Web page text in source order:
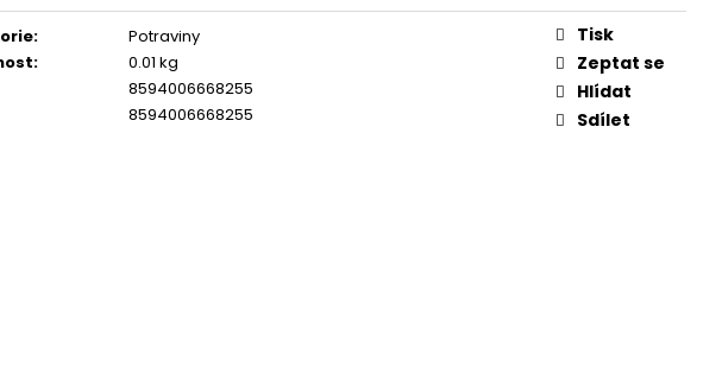
:
Potraviny
:
0.01 kg
8594006668255
8594006668255
Tisk
Zeptat se
Hlídat
Sdílet